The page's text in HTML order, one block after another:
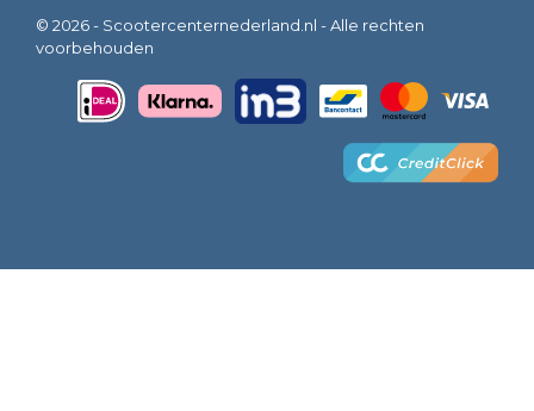
© 2026 - Scootercenternederland.nl - Alle rechten
voorbehouden